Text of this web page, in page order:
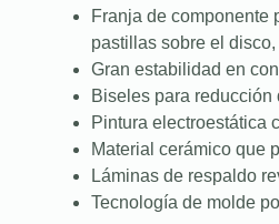
Franja de componente
pastillas sobre el
Gran estabilidad en
Biseles para reducción
Pintura electroestática
Material cerámico que
Láminas de respaldo
Tecnología de molde